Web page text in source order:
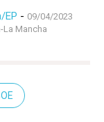
EP - 09/04/2023
La Mancha